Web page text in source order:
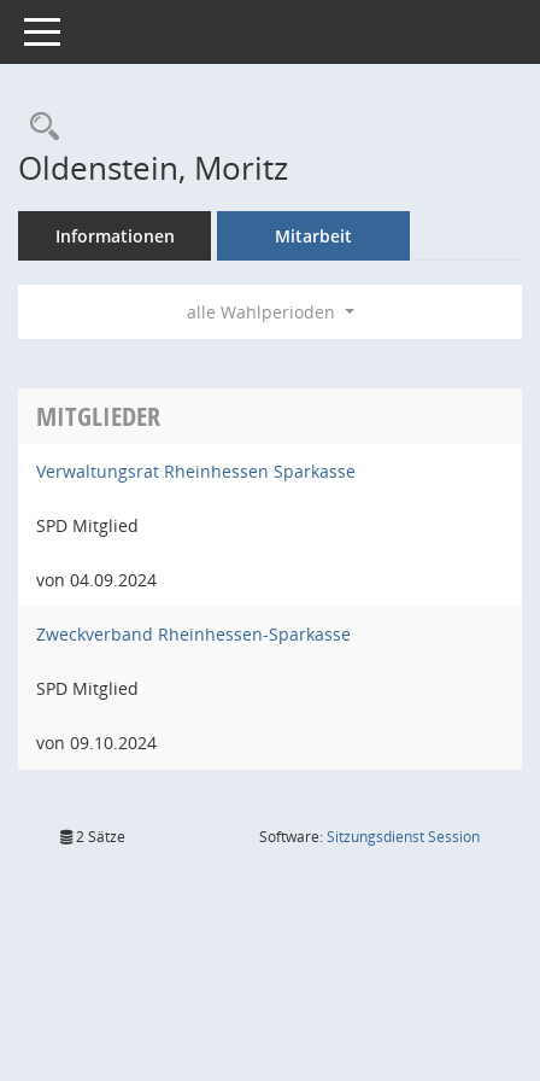
Toggle navigation
Rechercheauswahl
Oldenstein, Moritz
Informationen Mitarbeit
alle Wahlperioden
MITGLIEDER
Verwaltungsrat Rheinhessen Sparkasse
SPD Mitglied
von 04.09.2024
Zweckverband Rheinhessen-Sparkasse
SPD Mitglied
von 09.10.2024
2 Sätze Software:SitzungsdienstSession(Wird in